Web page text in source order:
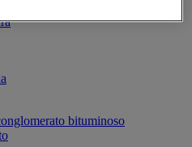
bituminoso